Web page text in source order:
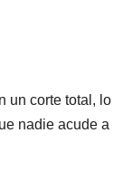
un corte total, lo
nadie acude a